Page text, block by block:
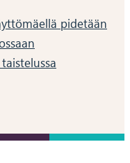
pidetään